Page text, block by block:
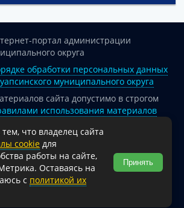
портал администрации
округа
обработки персональных данных
муниципального округа
сайта допустимо в строгом
использования материалов
сайте
и использовании информации ссылка
сети Интернет обязательна
на официальный интернет-портал
муниципального округа.
что владелец сайта
cookie для
работы на сайте,
Оставаясь на
с политикой их
Принять